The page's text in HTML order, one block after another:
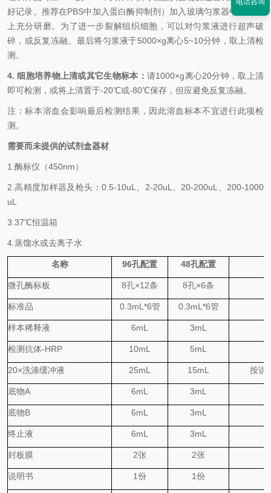
好记录。推荐在PBS中加入蛋白酶抑制剂）加入玻璃匀浆器中，于冰
上充分研磨。为了进一步裂解组织细胞，可以对匀浆液进行超声破
碎，或反复冻融。最后将匀浆液于5000×g离心5~10分钟，取上清检
测。
4. 细胞培养物上清或其它生物标本： 请1000×g离心20分钟，取上清
即可检测，或将上清置于-20℃或-80℃保存，但应避免反复冻融。
注：标本溶血会影响最后检测结果，因此溶血标本不宜进行此项检
测。
需要而未提供的试剂盒器材
1.酶标仪（450nm）
2.高精度加样器及枪头： 0.5-10uL 2-20uL 20-200uL
200-1000
uL
3. 37℃恒温箱
4.蒸馏水或去离子水
名称 96孔配置 48孔配置
微孔酶标板 8孔×12条 8孔×6条
标准品 0. 3mL*6管 0. 3mL*6管
样本稀释液 6mL 3mL
检测抗体-HRP 10mL 5mL
20×洗涤缓冲液 25mL 15mL 按说
底物A 6mL 3mL
底物B 6mL 3mL
终止液 6mL 3mL
封板膜 2张 2张
说明书 1份 1份
电话咨询